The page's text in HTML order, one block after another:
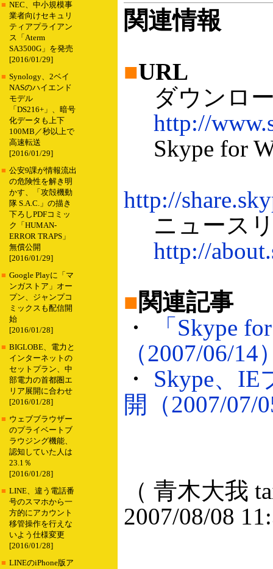
■ NEC、中小規模事
業者向けセキュリ
ティアプライアン
ス「Aterm
SA3500G」を発売
[2016/01/29]
■ Synology、2ベイ
NASのハイエンド
モデル
「DS216+」、暗号
化データも上下
100MB／秒以上で
高速転送
[2016/01/29]
■ 公安9課が情報流出
の危険性を解き明
かす、「攻殻機動
隊 S.A.C.」の描き
下ろしPDFコミッ
ク「HUMAN-
ERROR TRAPS」
無償公開
[2016/01/29]
■ Google Playに「マ
ンガストア」オー
プン、ジャンプコ
ミックスも配信開
始
[2016/01/28]
■ BIGLOBE、電力と
インターネットの
セットプラン、中
部電力の首都圏エ
リア展開に合わせ
[2016/01/28]
■ ウェブブラウザー
のプライベートブ
ラウジング機能、
認知していた人は
23.1％
[2016/01/28]
■ LINE、違う電話番
号のスマホから一
方的にアカウント
移管操作を行えな
いよう仕様変更
[2016/01/28]
■ LINEのiPhone版ア
関連情報
■URL
ダウンロ
http://
Skype for
http://
ニュースリ
http://
■関連記事
・
「Skype
（2007/06/14
・ Skype、
開（2007/07/
（ 青木大我
2007/08/08